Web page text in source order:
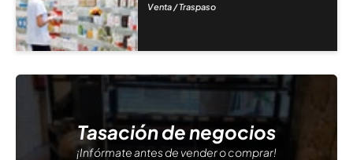
Venta / Traspaso
Tasación de negocios
¡Infórmate antes de vender o comprar!